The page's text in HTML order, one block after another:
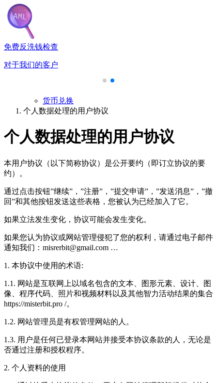
免费反洗钱检查
对于我们的客户
货币兑换
个人数据处理的用户协议
个人数据处理的用户协议
本用户协议（以下简称协议）是公开要约（即订立协议的要
约）。
通过点击按钮”继续”，”注册”，”提交申请”，”发送消息”，”撤
回”和其他按钮发送这些表格，您被认为已经加入了它。
如果立法发生变化，协议可能会发生变化。
如果您认为协议或网站管理侵犯了您的权利，请通过电子邮件
通知我们：misrerbit@gmail.com …
1. 本协议中使用的术语:
1.1. 网站是互联网上以域名包含的文本、图形元素、设计、图
像、程序代码、照片和视频材料以及其他智力活动结果的集合
https://misterbit.pro /。
1.2. 网站管理员是有权管理网站的人。
1.3. 用户是任何已登录本网站并接受本协议条款的人，无论是
否通过注册和授权程序。
2. 个人资料的使用